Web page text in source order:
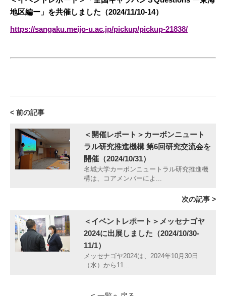
地区編ー」を共催しました（2024/11/10-14）
https://sangaku.meijo-u.ac.jp/pickup/pickup-21838/
< 前の記事
＜開催レポート＞カーボンニュート
ラル研究推進機構 第6回研究交流会を
開催（2024/10/31）
名城大学カーボンニュートラル研究推進機
構は、コアメンバーによ...
次の記事 >
＜イベントレポート＞メッセナゴヤ
2024に出展しました（2024/10/30-
11/1）
メッセナゴヤ2024は、2024年10月30日
（水）から11...